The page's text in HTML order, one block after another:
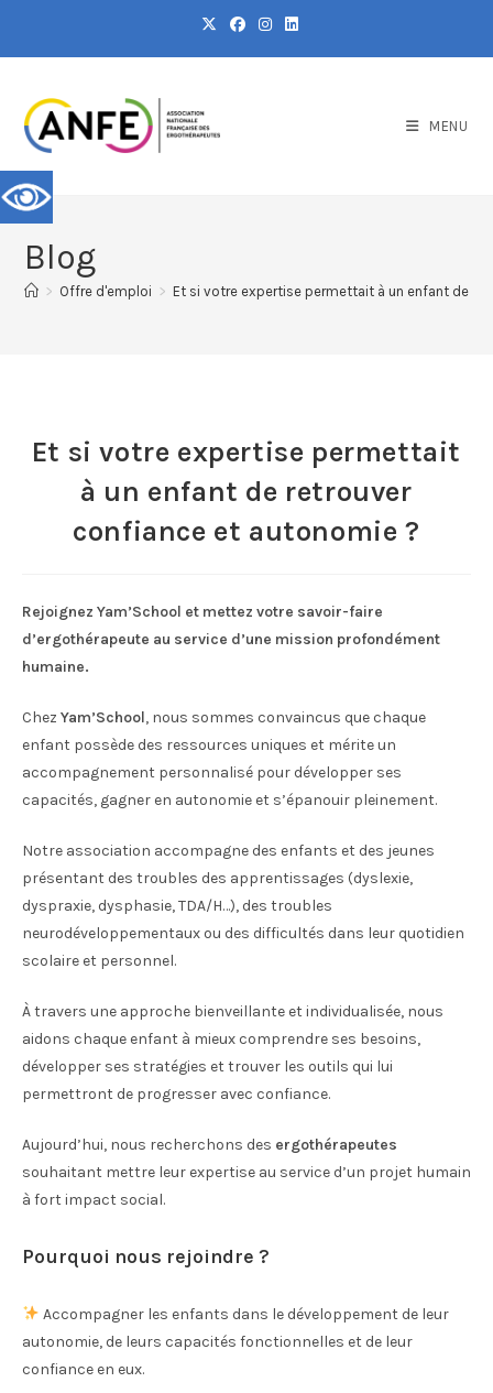
MENU
Blog
> Offre d'emploi > Et si votre expertise permettait à un enfant de
Et si votre expertise permettait
à un enfant de retrouver
confiance et autonomie ?
Rejoignez Yam’School et mettez votre savoir-faire
d’ergothérapeute au service d’une mission profondément
humaine.
Chez Yam’School, nous sommes convaincus que chaque
enfant possède des ressources uniques et mérite un
accompagnement personnalisé pour développer ses
capacités, gagner en autonomie et s’épanouir pleinement.
Notre association accompagne des enfants et des jeunes
présentant des troubles des apprentissages (dyslexie,
dyspraxie, dysphasie, TDA/H…), des troubles
neurodéveloppementaux ou des difficultés dans leur quotidien
scolaire et personnel.
À travers une approche bienveillante et individualisée, nous
aidons chaque enfant à mieux comprendre ses besoins,
développer ses stratégies et trouver les outils qui lui
permettront de progresser avec confiance.
Aujourd’hui, nous recherchons des ergothérapeutes
souhaitant mettre leur expertise au service d’un projet humain
à fort impact social.
Pourquoi nous rejoindre ?
Accompagner les enfants dans le développement de leur
autonomie, de leurs capacités fonctionnelles et de leur
confiance en eux.